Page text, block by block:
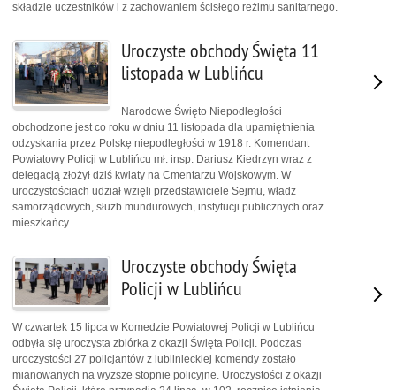
składzie uczestników i z zachowaniem ścisłego reżimu sanitarnego.
Uroczyste obchody Święta 11
listopada w Lublińcu
Narodowe Święto Niepodległości
obchodzone jest co roku w dniu 11 listopada dla upamiętnienia
odzyskania przez Polskę niepodległości w 1918 r. Komendant
Powiatowy Policji w Lublińcu mł. insp. Dariusz Kiedrzyn wraz z
delegacją złożył dziś kwiaty na Cmentarzu Wojskowym. W
uroczystościach udział wzięli przedstawiciele Sejmu, władz
samorządowych, służb mundurowych, instytucji publicznych oraz
mieszkańcy.
Uroczyste obchody Święta
Policji w Lublińcu
W czwartek 15 lipca w Komedzie Powiatowej Policji w Lublińcu
odbyła się uroczysta zbiórka z okazji Święta Policji. Podczas
uroczystości 27 policjantów z lublinieckiej komendy zostało
mianowanych na wyższe stopnie policyjne. Uroczystości z okazji